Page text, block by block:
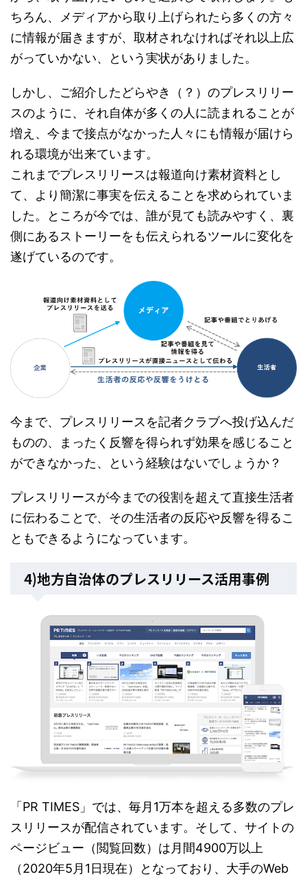
ちろん、メディアから取り上げられたら多くの方々
に情報が届きますが、取材されなければそれ以上広
がっていかない、という実状がありました。
しかし、ご紹介したどらやき（？）のプレスリリー
スのように、それ自体が多くの人に読まれることが
増え、今まで接点がなかった人々にも情報が届けら
れる環境が出来ています。
これまでプレスリリースは報道向け素材資料とし
て、より簡潔に事実を伝えることを求められていま
した。ところが今では、誰が見ても読みやすく、裏
側にあるストーリーをも伝えられるツールに変化を
遂げているのです。
今まで、プレスリリースを記者クラブへ投げ込んだ
ものの、まったく反響を得られず効果を感じること
ができなかった、という経験はないでしょうか？
プレスリリースが今までの役割を超えて直接生活者
に伝わることで、その生活者の反応や反響を得るこ
ともできるようになっています。
4)地方自治体のプレスリリース活用事例
「PR TIMES」では、毎月1万本を超える多数のプレ
スリリースが配信されています。そして、サイトの
ページビュー（閲覧回数）は月間4900万以上
（2020年5月1日現在）となっており、大手のWeb